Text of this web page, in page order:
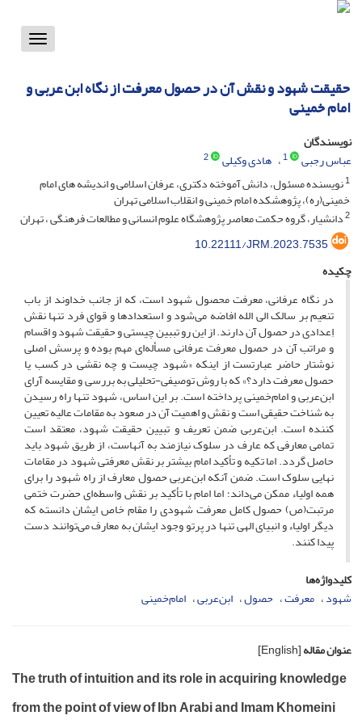
Toggle
حقیقت شهود و نقش آن در حصول معرفت از نگاه ابن عربی و
امام خمینی
نویسندگان
عباس رجبی
1 هادی وکیلی
2
1نویسنده مسئول، دانش آموخته دکتری، عرفان اسلامی و اندیشه های امام
خمینی(ره)، پژوهشکده امام خمینی و انقلاب اسلامی تهران
2دانشیار، گروه حکمت معاصر پژوهشگاه علوم انسانی و مطالعات فرهنگی ، تهران
10.22111/JRM.2023.7535
چکیده
در نگاه عرفانی، معرفت محصول شهود است، که از جانب خداوند از باب
تنعیم بر سالک الی الله افاضه می‌شود و استعدادها و قوای فرد تنها نقش
اِعدادی در حصول آن دارند. از این رو تببین چیستی و حقیقت شهود و اقسام
و مراتب آن در حصول معرفت عرفانی مسأله‌ای مهم بوده و پرسش اصلی
نوشتار حاضر عبارتست از اینکه «شهود چیست و چه نقشی در کسب یا
حصول معرفت دارد؟» که با روش توصیفی-تحلیلی به بررسی و مقایسه آرای
ابن‌عربی و امام‌خمینی پرداخته است. بر این اساس، شهود تنها راه رسیدن
به شناخت حقیقی است و نقش و اهمیت آن در صعود به مقامات عالیه تعیین
کننده است. ابن‌عربی ضمن تعریف و تبیین حقیقت شهود، معتقد است
تمامی معارفی که عارف در سلوک نیازمند به آنهاست، از طریق شهود باید
حاصل گردد. اما تکیه و تأکید امام بیشتر بر نقش معرفتی شهود در مقامات
نهایی سلوک است. ضمن آنکه ابن‌عربی حصول معارف از راه شهود را برای
همه اولیاء ممکن می‌داند؛ اما امام با تأکید بر نقش واسطه‌ای حضرت ختمی
مرتبت(ص) حصول کامل معرفت شهودی را مقام خاص ایشان دانسته که
دیگر اولیاء و انبیای الهی تنها در پرتو وجود ایشان به معارف می‌توانند دست
پیدا کنند.
کلیدواژه‌ها
شهود معرفت حصول ابن‌عربی امام‌خمینی
عنوان مقاله[English]
The truth of intuition and its role in acquiring knowledge
from the point of view of Ibn Arabi and Imam Khomeini